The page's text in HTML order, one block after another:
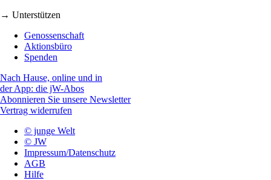
→ Unterstützen
Genossenschaft
Aktionsbüro
Spenden
Nach Hause, online und in
der App: die jW-Abos
Abonnieren Sie unsere Newsletter
Vertrag widerrufen
© junge Welt
© JW
Impressum/Datenschutz
AGB
Hilfe